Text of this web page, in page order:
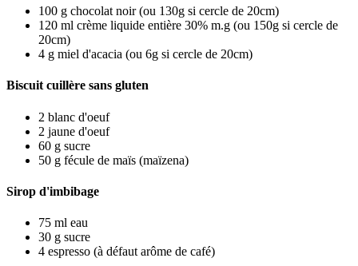
100 g chocolat noir (ou 130g si cercle de 20cm)
120 ml crème liquide entière 30% m.g (ou 150g si cercle de
20cm)
4 g miel d'acacia (ou 6g si cercle de 20cm)
Biscuit cuillère sans gluten
2 blanc d'oeuf
2 jaune d'oeuf
60 g sucre
50 g fécule de maïs (maïzena)
Sirop d'imbibage
75 ml eau
30 g sucre
4 espresso (à défaut arôme de café)